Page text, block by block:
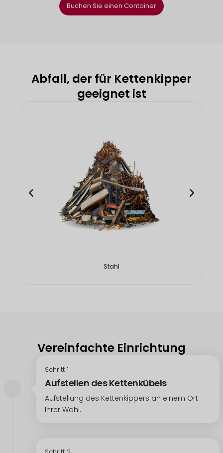
Buchen Sie einen Container
Abfall, der für Kettenkipper
geeignet ist
Stahl
Vereinfachte Einrichtung
Schritt 1
Aufstellen des Kettenkübels
Aufstellung des Kettenkippers an einem Ort
Ihrer Wahl.